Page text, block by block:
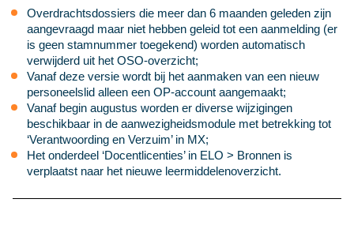
Overdrachtsdossiers die meer dan 6 maanden geleden zijn
aangevraagd maar niet hebben geleid tot een aanmelding (er
is geen stamnummer toegekend) worden automatisch
verwijderd uit het OSO-overzicht;
Vanaf deze versie wordt bij het aanmaken van een nieuw
personeelslid alleen een OP-account aangemaakt;
Vanaf begin augustus worden er diverse wijzigingen
beschikbaar in de aanwezigheidsmodule met betrekking tot
‘Verantwoording en Verzuim’ in MX;
Het onderdeel ‘Docentlicenties’ in ELO > Bronnen is
verplaatst naar het nieuwe leermiddelenoverzicht.